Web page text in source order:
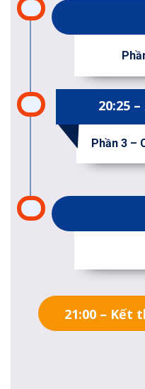
Phần 3 –
20:25 –
11h30 : Kết
21:00 – Kết